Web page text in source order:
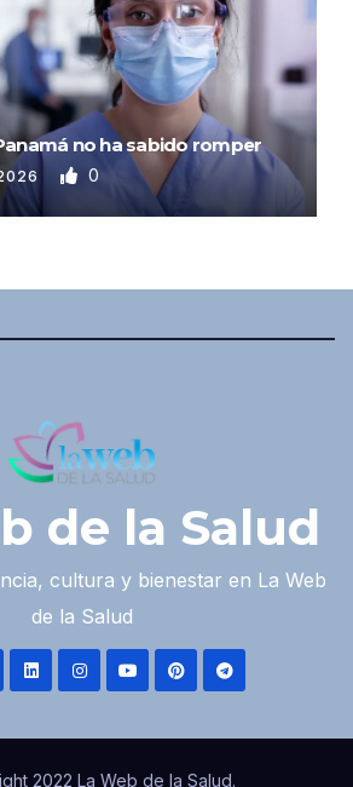
no ha sabido romper
0
de la Salud
cultura y bienestar en La Web
de la Salud
2022 La Web de la Salud.